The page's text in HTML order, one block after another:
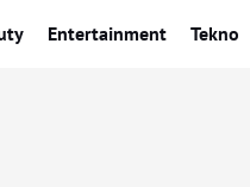
Entertainment Tekno